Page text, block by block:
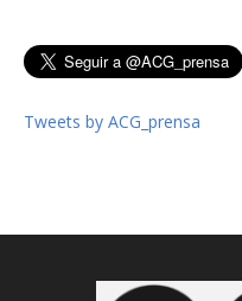
Tweets by ACG_prensa